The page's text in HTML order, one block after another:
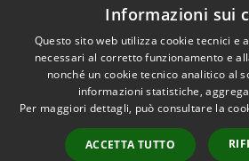
EFR931 - Polizia Locale
Accessibilità
Informazioni sui
Questo sito web utilizza cookie tecnici e
necessari al corretto funzionamento e
nonché un cookie tecnico analitico al
informazioni statistiche,
Per maggiori dettagli, può consultare la
ACCETTA TUTTO